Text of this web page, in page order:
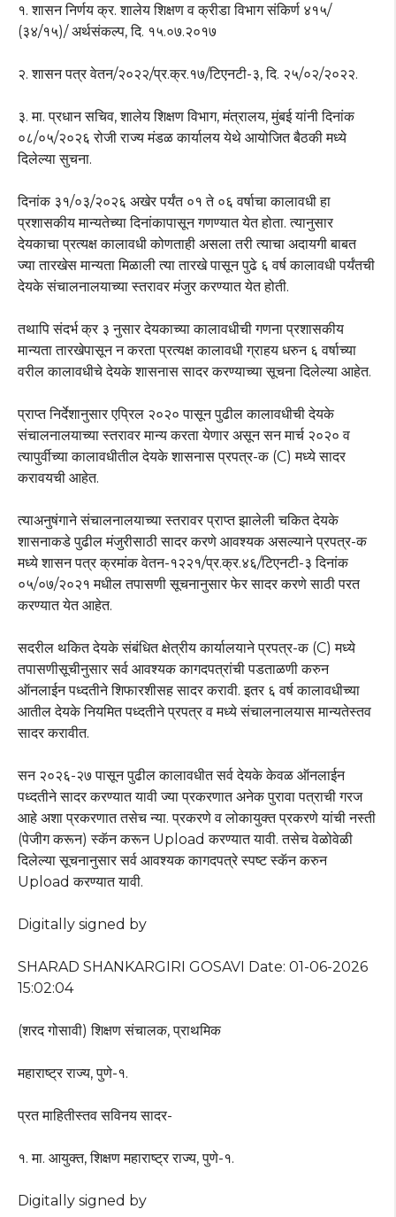
१. शासन निर्णय क्र. शालेय शिक्षण व क्रीडा विभाग संकिर्ण ४१५/
(३४/१५)/ अर्थसंकल्प, दि. १५.०७.२०१७
२. शासन पत्र वेतन/२०२२/प्र.क्र.१७/टिएनटी-३, दि. २५/०२/२०२२.
३. मा. प्रधान सचिव, शालेय शिक्षण विभाग, मंत्रालय, मुंबई यांनी दिनांक
०८/०५/२०२६ रोजी राज्य मंडळ कार्यालय येथे आयोजित बैठकी मध्ये
दिलेल्या सुचना.
दिनांक ३१/०३/२०२६ अखेर पर्यंत ०१ ते ०६ वर्षाचा कालावधी हा
प्रशासकीय मान्यतेच्या दिनांकापासून गणण्यात येत होता. त्यानुसार
देयकाचा प्रत्यक्ष कालावधी कोणताही असला तरी त्याचा अदायगी बाबत
ज्या तारखेस मान्यता मिळाली त्या तारखे पासून पुढे ६ वर्ष कालावधी पर्यंतची
देयके संचालनालयाच्या स्तरावर मंजुर करण्यात येत होती.
तथापि संदर्भ क्र ३ नुसार देयकाच्या कालावधीची गणना प्रशासकीय
मान्यता तारखेपासून न करता प्रत्यक्ष कालावधी ग्राहय धरुन ६ वर्षाच्या
वरील कालावधीचे देयके शासनास सादर करण्याच्या सूचना दिलेल्या आहेत.
प्राप्त निर्देशानुसार एप्रिल २०२० पासून पुढील कालावधीची देयके
संचालनालयाच्या स्तरावर मान्य करता येणार असून सन मार्च २०२० व
त्यापुर्वीच्या कालावधीतील देयके शासनास प्रपत्र-क (C) मध्ये सादर
करावयची आहेत.
त्याअनुषंगाने संचालनालयाच्या स्तरावर प्राप्त झालेली चकित देयके
शासनाकडे पुढील मंजुरीसाठी सादर करणे आवश्यक असल्याने प्रपत्र-क
मध्ये शासन पत्र क्रमांक वेतन-१२२१/प्र.क्र.४६/टिएनटी-३ दिनांक
०५/०७/२०२१ मधील तपासणी सूचनानुसार फेर सादर करणे साठी परत
करण्यात येत आहेत.
सदरील थकित देयके संबंधित क्षेत्रीय कार्यालयाने प्रपत्र-क (C) मध्ये
तपासणीसूचीनुसार सर्व आवश्यक कागदपत्रांची पडताळणी करुन
ऑनलाईन पध्दतीने शिफारशीसह सादर करावी. इतर ६ वर्ष कालावधीच्या
आतील देयके नियमित पध्दतीने प्रपत्र व मध्ये संचालनालयास मान्यतेस्तव
सादर करावीत.
सन २०२६-२७ पासून पुढील कालावधीत सर्व देयके केवळ ऑनलाईन
पध्दतीने सादर करण्यात यावी ज्या प्रकरणात अनेक पुरावा पत्राची गरज
आहे अशा प्रकरणात तसेच न्या. प्रकरणे व लोकायुक्त प्रकरणे यांची नस्ती
(पेजीग करून) स्कॅन करून Upload करण्यात यावी. तसेच वेळोवेळी
दिलेल्या सूचनानुसार सर्व आवश्यक कागदपत्रे स्पष्ट स्कॅन करुन
Upload करण्यात यावी.
Digitally signed by
SHARAD SHANKARGIRI GOSAVI Date: 01-06-2026
15:02:04
(शरद गोसावी) शिक्षण संचालक, प्राथमिक
महाराष्ट्र राज्य, पुणे-१.
प्रत माहितीस्तव सविनय सादर-
१. मा. आयुक्त, शिक्षण महाराष्ट्र राज्य, पुणे-१.
Digitally signed by